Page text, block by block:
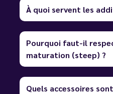
À quoi servent les
Pourquoi faut-il
maturation (steep) ?
Quels accessoires